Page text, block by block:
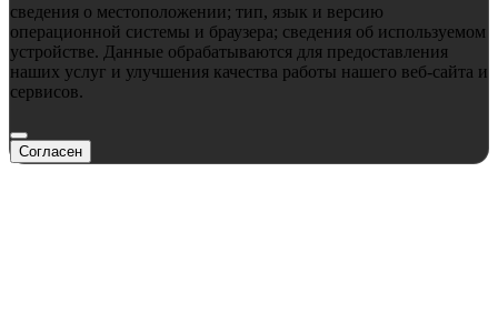
сведения о местоположении; тип, язык и версию
операционной системы и браузера; сведения об используемом
устройстве. Данные обрабатываются для предоставления
наших услуг и улучшения качества работы нашего веб-сайта и
сервисов.
Согласен